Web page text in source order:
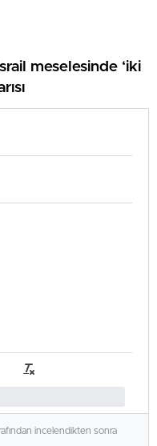
meselesinde ‘iki
incelendikten sonra